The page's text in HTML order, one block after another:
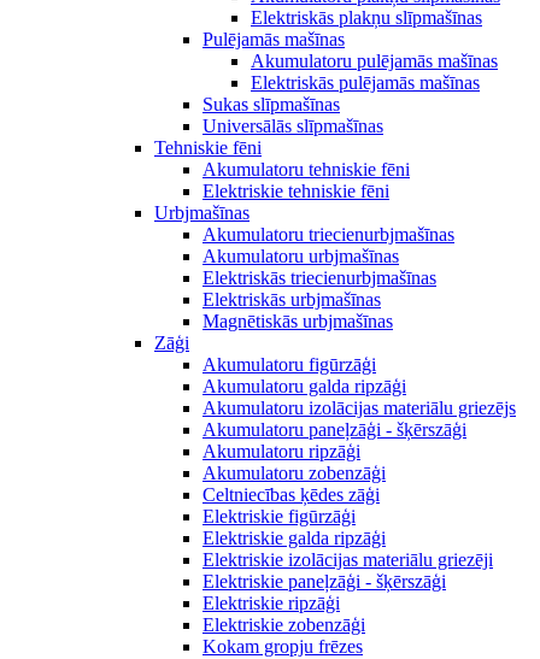
Elektriskās plakņu slīpmašīnas
Pulējamās mašīnas
Akumulatoru pulējamās mašīnas
Elektriskās pulējamās mašīnas
Sukas slīpmašīnas
Universālās slīpmašīnas
Tehniskie fēni
Akumulatoru tehniskie fēni
Elektriskie tehniskie fēni
Urbjmašīnas
Akumulatoru triecienurbjmašīnas
Akumulatoru urbjmašīnas
Elektriskās triecienurbjmašīnas
Elektriskās urbjmašīnas
Magnētiskās urbjmašīnas
Zāģi
Akumulatoru figūrzāģi
Akumulatoru galda ripzāģi
Akumulatoru izolācijas materiālu griezējs
Akumulatoru paneļzāģi - šķērszāģi
Akumulatoru ripzāģi
Akumulatoru zobenzāģi
Celtniecības ķēdes zāģi
Elektriskie figūrzāģi
Elektriskie galda ripzāģi
Elektriskie izolācijas materiālu griezēji
Elektriskie paneļzāģi - šķērszāģi
Elektriskie ripzāģi
Elektriskie zobenzāģi
Kokam gropju frēzes